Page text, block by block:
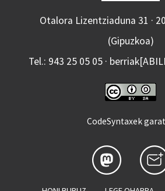
Otalora Lizentziaduna 31 ·
(Gipuzkoa)
Tel.: 943 25 05 05 ·
CodeSyntaxek